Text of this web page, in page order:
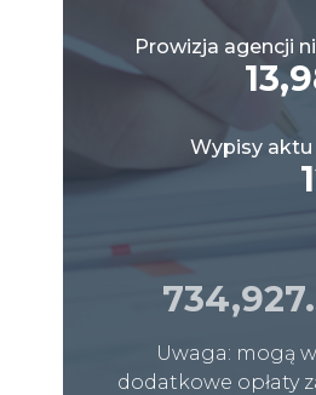
Prowizja agencji
Wypisy
Uwaga: mogą
dodatkowe opłaty